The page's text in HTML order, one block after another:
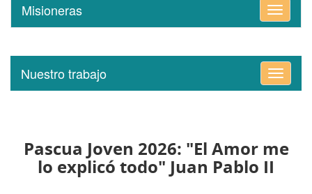
Alternar
menú
Misioneras
Alternar
menú
Nuestro trabajo
Pascua Joven 2026: "El Amor me
lo explicó todo" Juan Pablo II